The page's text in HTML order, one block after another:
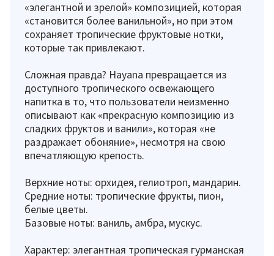
«элегантной и зрелой» композицией, которая
«становится более ванильной», но при этом
сохраняет тропические фруктовые нотки,
которые так привлекают.
Сложная правда? Hayana превращается из
доступного тропического освежающего
напитка в то, что пользователи неизменно
описывают как «прекрасную композицию из
сладких фруктов и ванили», которая «не
раздражает обоняние», несмотря на свою
впечатляющую крепость.
Верхние ноты: орхидея, гелиотроп, мандарин.
Средние ноты: тропические фрукты, пион,
белые цветы.
Базовые ноты: ваниль, амбра, мускус.
Характер: элегантная тропическая гурманская